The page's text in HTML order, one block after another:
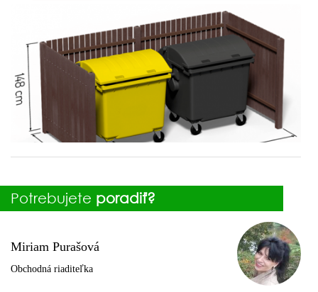
Potrebujete poradiť?
Miriam Purašová
Obchodná riaditeľka